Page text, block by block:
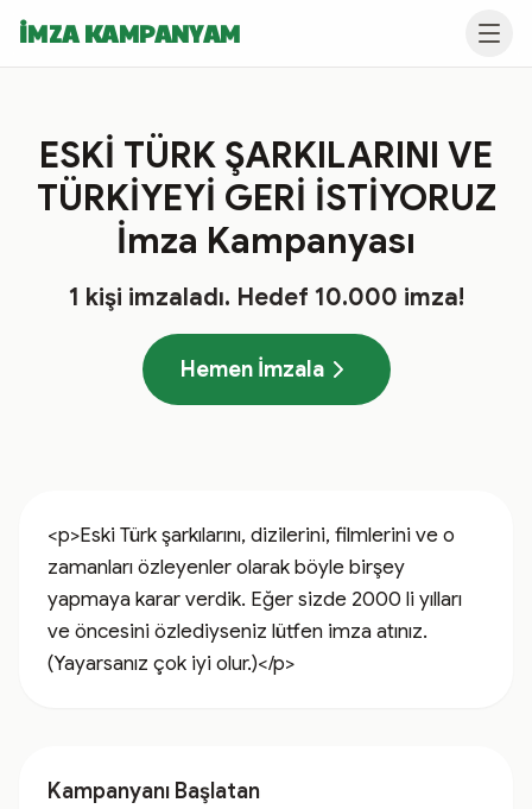
İMZA KAMPANYAM
ESKİ TÜRK ŞARKILARINI VE
TÜRKİYEYİ GERİ İSTİYORUZ
İmza Kampanyası
1 kişi imzaladı. Hedef 10.000 imza!
Hemen İmzala
<p>Eski Türk şarkılarını, dizilerini, filmlerini ve o
zamanları özleyenler olarak böyle birşey
yapmaya karar verdik. Eğer sizde 2000 li yılları
ve öncesini özlediyseniz lütfen imza atınız.
(Yayarsanız çok iyi olur.)</p>
Kampanyanı Başlatan